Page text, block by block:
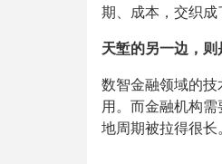
期、成本，交织成
天堑的另一边，则
数智金融领域的
用。而金融机构
地周期被拉得很长。